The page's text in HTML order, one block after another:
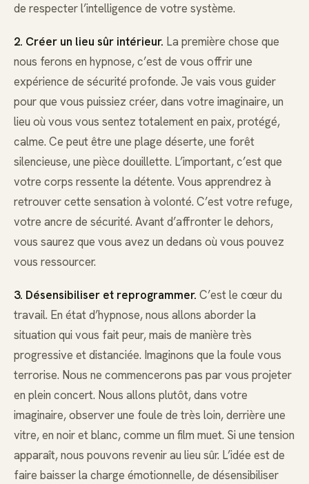
de respecter l’intelligence de votre système.
2. Créer un lieu sûr intérieur. La première chose que
nous ferons en hypnose, c’est de vous offrir une
expérience de sécurité profonde. Je vais vous guider
pour que vous puissiez créer, dans votre imaginaire, un
lieu où vous vous sentez totalement en paix, protégé,
calme. Ce peut être une plage déserte, une forêt
silencieuse, une pièce douillette. L’important, c’est que
votre corps ressente la détente. Vous apprendrez à
retrouver cette sensation à volonté. C’est votre refuge,
votre ancre de sécurité. Avant d’affronter le dehors,
vous saurez que vous avez un dedans où vous pouvez
vous ressourcer.
3. Désensibiliser et reprogrammer. C’est le cœur du
travail. En état d’hypnose, nous allons aborder la
situation qui vous fait peur, mais de manière très
progressive et distanciée. Imaginons que la foule vous
terrorise. Nous ne commencerons pas par vous projeter
en plein concert. Nous allons plutôt, dans votre
imaginaire, observer une foule de très loin, derrière une
vitre, en noir et blanc, comme un film muet. Si une tension
apparaît, nous pouvons revenir au lieu sûr. L’idée est de
faire baisser la charge émotionnelle, de désensibiliser